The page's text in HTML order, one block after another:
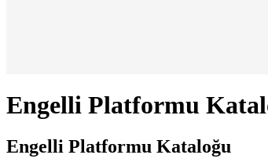
Engelli Platformu
Engelli Platformu Kataloğu